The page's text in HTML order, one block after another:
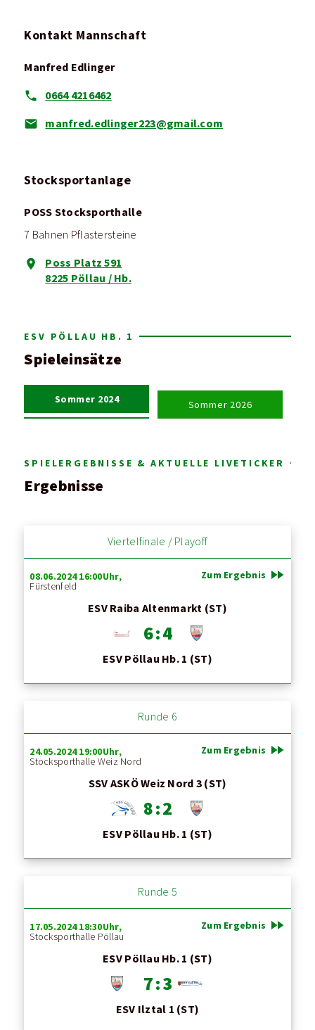
Kontakt Mannschaft
Manfred Edlinger
0664 4216462
manfred.edlinger223@gmail.com
Stocksportanlage
POSS Stocksporthalle
7 Bahnen Pflastersteine
Poss Platz 591
8225 Pöllau / Hb.
ESV PÖLLAU HB. 1
Spieleinsätze
Sommer 2024 Sommer 2026
SPIELERGEBNISSE & AKTUELLE LIVETICKER
Ergebnisse
Viertelfinale / Playoff
08.06.2024 16:00Uhr,
Fürstenfeld
ESV Raiba Altenmarkt (ST)
6 : 4
ESV Pöllau Hb. 1 (ST)
Zum Ergebnis fast_forward
Runde 6
24.05.2024 19:00Uhr,
Stocksporthalle Weiz Nord
SSV ASKÖ Weiz Nord 3 (ST)
8 : 2
ESV Pöllau Hb. 1 (ST)
Zum Ergebnis fast_forward
Runde 5
17.05.2024 18:30Uhr,
Stocksporthalle Pöllau
ESV Pöllau Hb. 1 (ST)
7 : 3
ESV Ilztal 1 (ST)
Zum Ergebnis fast_forward